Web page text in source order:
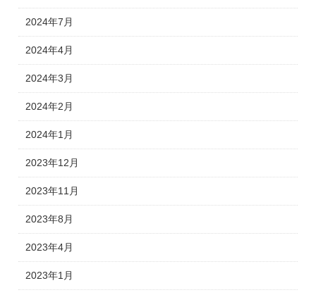
2024年7月
2024年4月
2024年3月
2024年2月
2024年1月
2023年12月
2023年11月
2023年8月
2023年4月
2023年1月